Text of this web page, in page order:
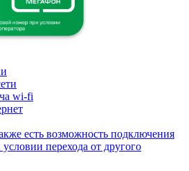
wi-fi
есть возможность подключения
перехода от другого